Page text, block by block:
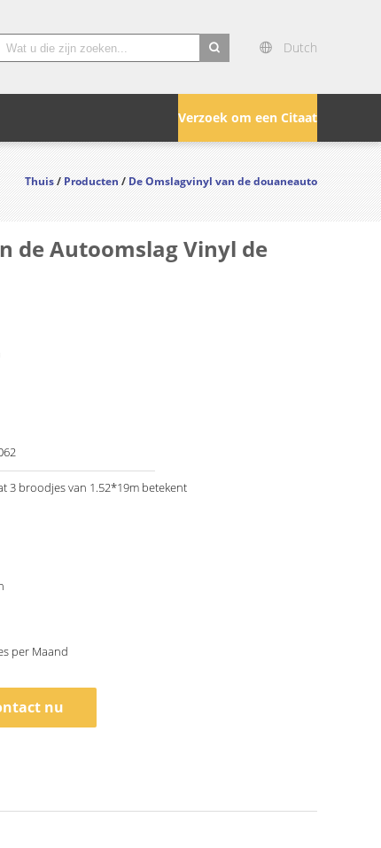
Dutch
Verzoek om een Citaat
Thuis/Producten/De Omslagvinyl van de douaneauto
de Autoomslag Vinyl de
3 broodjes van 1.52*19m betekent
per Maand
nu